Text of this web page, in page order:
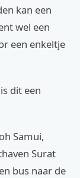
kan een
wel een
een enkeltje
dit een
Samui,
Surat
bus naar de